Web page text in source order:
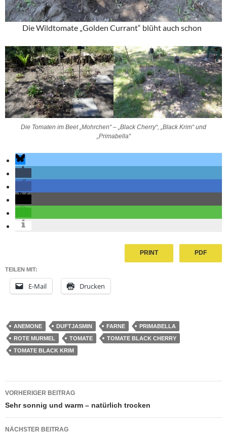
Die Wildtomate „Golden Currant“ blüht auch schon
Die Tomaten im Beet „Mohrchen“ – „Black Cherry“, „Black Krim“ und
„Primabella“
PRINT PDF
TEILEN MIT:
E-Mail Drucken
ANEMONE DUFTJASMIN FARNE
PRIMABELLA
ROTE MURMEL
TOMATE
TOMATE BLACK CHERRY
TOMATE BLACK KRIM
Beitragsnavigation
VORHERIGER BEITRAG
Sehr sonnig und warm – natürlich trocken
NÄCHSTER BEITRAG